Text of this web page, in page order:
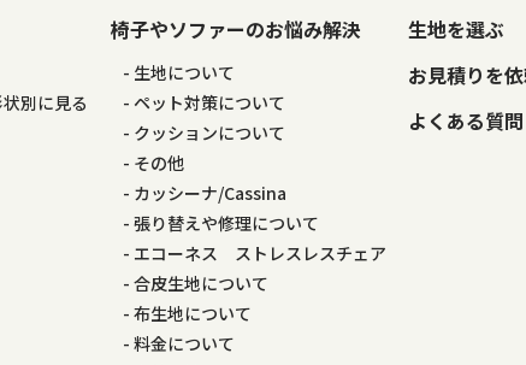
別に見る
椅子やソファーのお悩み解決
生地について
ペット対策について
クッションについて
その他
カッシーナ/Cassina
張り替えや修理について
エコーネス ストレスレスチェア
合皮生地について
布生地について
料金について
生地を選ぶ
お見積りを
よくある質問